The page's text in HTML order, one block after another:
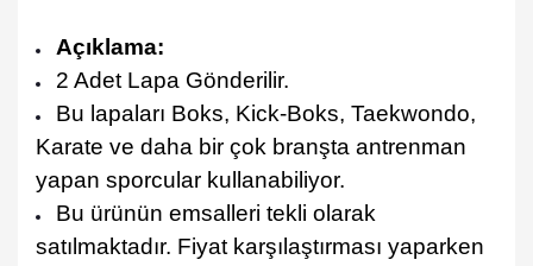
Açıklama:
2 Adet Lapa Gönderilir.
Bu lapaları Boks, Kick-Boks, Taekwondo,
Karate ve daha bir çok branşta antrenman
yapan sporcular kullanabiliyor.
Bu ürünün emsalleri tekli olarak
satılmaktadır. Fiyat karşılaştırması yaparken